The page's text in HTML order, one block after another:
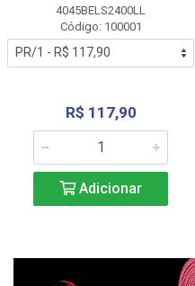
4045BELS2400LL
Código: 100001
R$ 117,90
Adicionar